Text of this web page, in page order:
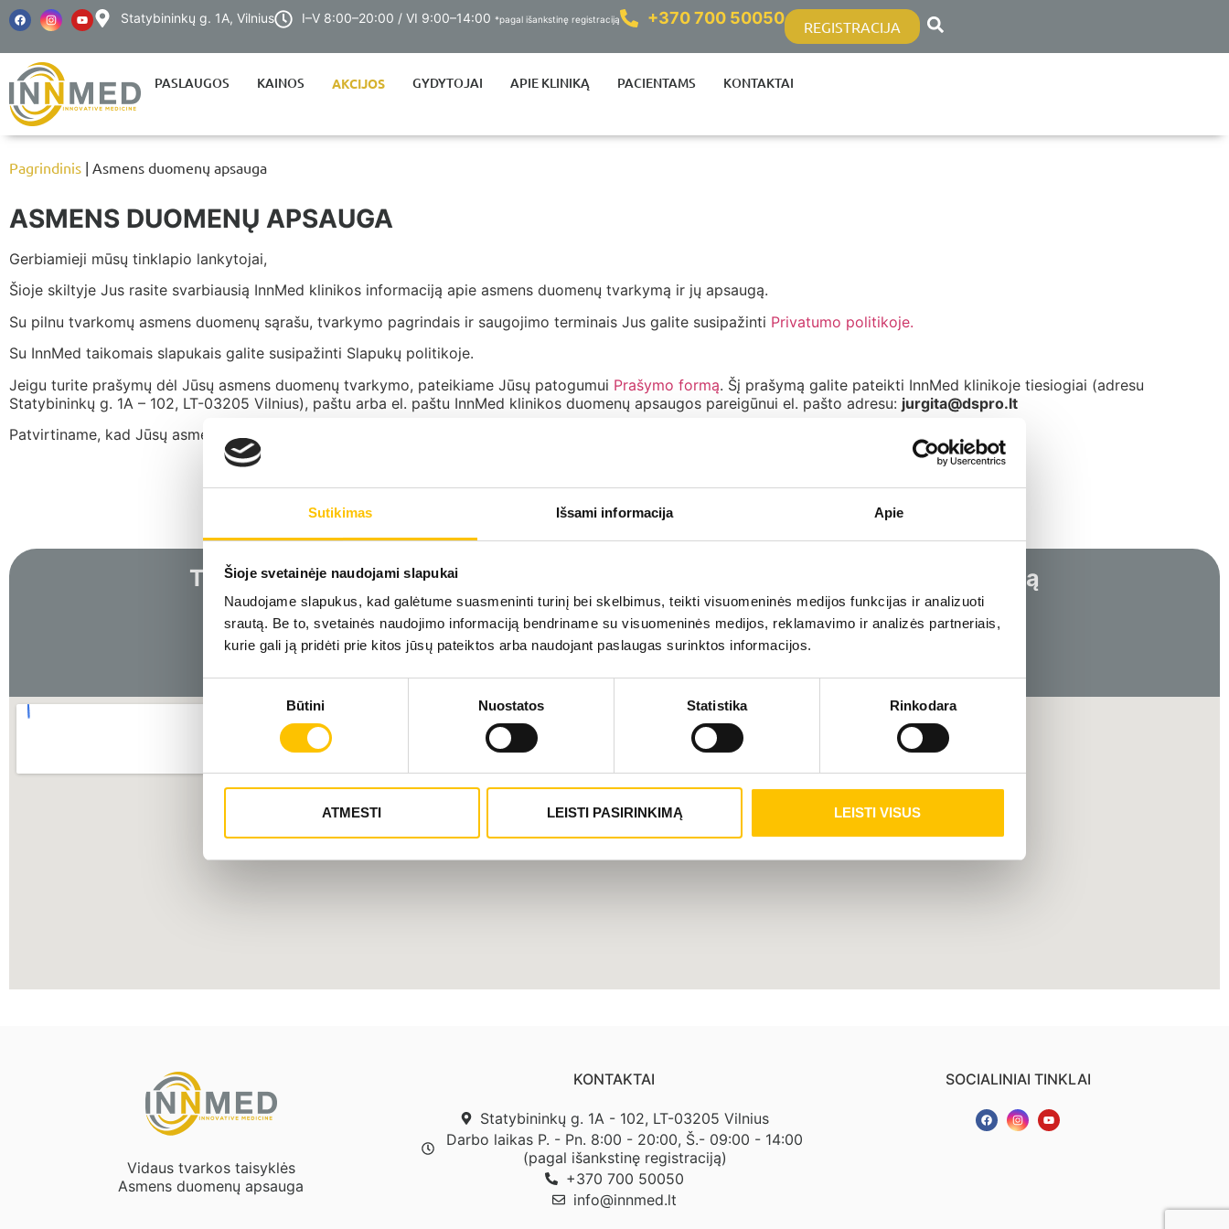
Sutikimas Išsami informacija Apie
Šioje svetainėje naudojami slapukai
Naudojame slapukus, kad galėtume suasmeninti turinį bei skelbimus, teikti visuomeninės medijos funkcijas ir analizuoti
srautą. Be to, svetainės naudojimo informaciją bendriname su visuomeninės medijos, reklamavimo ir analizės partneriais,
kurie gali ją pridėti prie kitos jūsų pateiktos arba naudojant paslaugas surinktos informacijos.
Būtini Nuostatos Statistika Rinkodara
ATMESTI LEISTI PASIRINKIMĄ LEISTI VISUS
Statybininkų g. 1A, Vilnius I–V 8:00–20:00 / VI 9:00–14:00 *pagal išankstinę registraciją +370 700 50050 REGISTRACIJA
PASLAUGOS KAINOS AKCIJOS GYDYTOJAI APIE KLINIKĄ PACIENTAMS KONTAKTAI
Pagrindinis | Asmens duomenų apsauga
ASMENS DUOMENŲ APSAUGA
Gerbiamieji mūsų tinklapio lankytojai,
Šioje skiltyje Jus rasite svarbiausią InnMed klinikos informaciją apie asmens duomenų tvarkymą ir jų apsaugą.
Su pilnu tvarkomų asmens duomenų sąrašu, tvarkymo pagrindais ir saugojimo terminais Jus galite susipažinti Privatumo politikoje.
Su InnMed taikomais slapukais galite susipažinti Slapukų politikoje.
Jeigu turite prašymų dėl Jūsų asmens duomenų tvarkymo, pateikiame Jūsų patogumui Prašymo formą. Šį prašymą galite pateikti InnMed klinikoje tiesiogiai (adresu
Statybininkų g. 1A – 102, LT-03205 Vilnius), paštu arba el. paštu InnMed klinikos duomenų apsaugos pareigūnui el. pašto adresu: jurgita@dspro.lt
Patvirtiname, kad Jūsų asmens duomenys saugiai ir atsakingai tvarkomi.
Turite klausimų? Susisiekite — užregistruosime konsultacijai tą pačią dieną
+370 700 50050
Vidaus tvarkos taisyklės
Asmens duomenų apsauga
KONTAKTAI
Statybininkų g. 1A - 102, LT-03205 Vilnius
Darbo laikas P. - Pn. 8:00 - 20:00, Š.- 09:00 - 14:00
(pagal išankstinę registraciją)
+370 700 50050
info@innmed.lt
SOCIALINIAI TINKLAI